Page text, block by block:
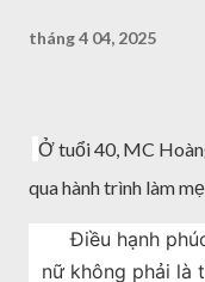
tháng 4 04, 2025
Ở tuổi 40, MC
qua hành trình làm
Điều hạnh
nữ không phải là